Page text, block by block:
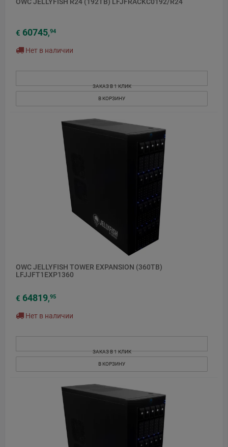
€ 60745,94
Нет в наличии
ЗАКАЗ В 1 КЛИК
В КОРЗИНУ
OWC JELLYFISH TOWER EXPANSION (360TB)
LFJJFT1EXP1360
€ 64819,95
Нет в наличии
ЗАКАЗ В 1 КЛИК
В КОРЗИНУ